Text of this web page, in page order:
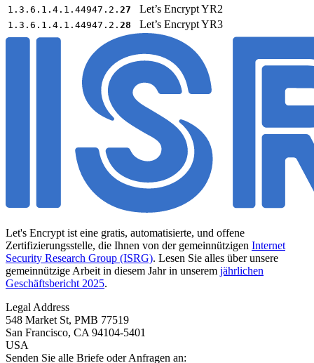
1.3.6.1.4.1.44947.2. 27 Let’s Encrypt YR2
1.3.6.1.4.1.44947.2. 28 Let’s Encrypt YR3
Let's Encrypt ist eine gratis, automatisierte, und offene
Zertifizierungsstelle, die Ihnen von der gemeinnützigen Internet
Security Research Group (ISRG). Lesen Sie alles über unsere
gemeinnützige Arbeit in diesem Jahr in unserem jährlichen
Geschäftsbericht 2025.
Legal Address
548 Market St, PMB 77519
San Francisco, CA 94104-5401
USA
Senden Sie alle Briefe oder Anfragen an: